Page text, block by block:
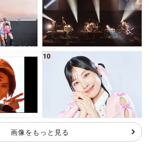
画像をもっと見る